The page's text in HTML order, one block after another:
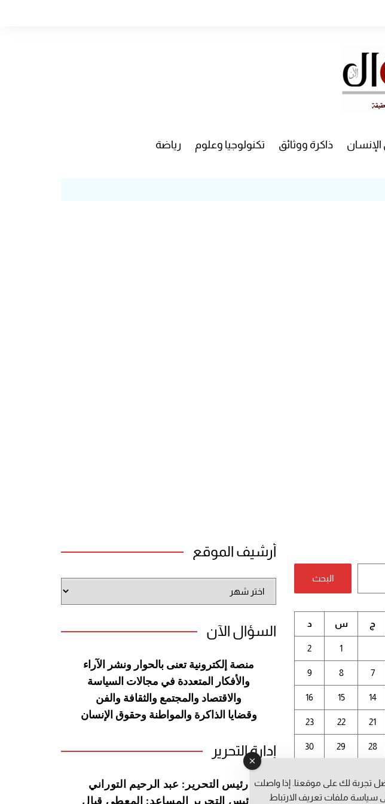
ذاكرة ووثائق تكنولوجيا وعلوم رياضة
البحث
ج س د
1
2
7
8
9
14
15
16
21
22
23
28
29
30
أرشيف الموقع
الموقع
السؤال الآن
منصة إلكترونية تعنى بالحوار ونشر
الآراء
والأفكار المتعددة في مجالات السياسة
والاقتصاد والمجتمع والثقافة والفن
وقضايا الذاكرة والمواطنة وحقوق الإنسان
إدارة التحرير
رئيس التحرير: عبد الرحيم التوراني
تجربة لك على موقعنا. إذا واصلت
ملفات تعريف الارتباط